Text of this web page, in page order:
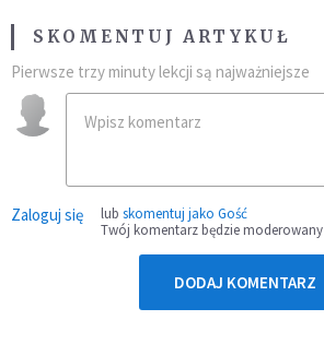
SKOMENTUJ ARTYKUŁ
Pierwsze trzy minuty lekcji są najważniejsze
Zaloguj się lub skomentuj jako Gość
Twój komentarz będzie moderowany
DODAJ KOMENTARZ